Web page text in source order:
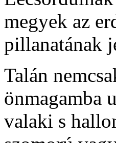
megyek az
pillanatának
Talán
önmagamba
valaki s